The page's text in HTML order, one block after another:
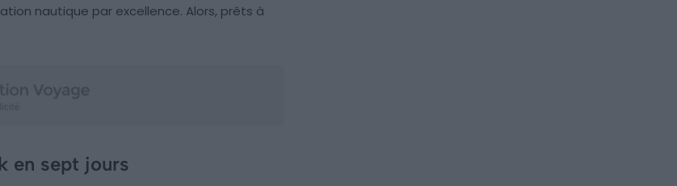
nautique par excellence. Alors, prêts à
en sept jours